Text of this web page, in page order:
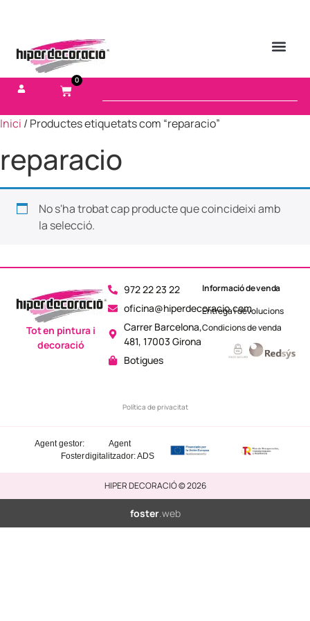
0
Inici / Productes etiquetats com “reparacio”
reparacio
No s'ha trobat cap producte que coincideixi amb
la selecció.
972 22 23 22
oficina@hiperdecoracio.com
Carrer Barcelona,
481, 17003 Girona
Botigues
Política de privacitat
Tot en pintura i
decoració
Informació de venda
Entrega i devolucions
Condicions de venda
Agent
digitalitzador: ADS
Agent gestor:
Foster
HIPER DECORACIÓ © 2026
foster.web